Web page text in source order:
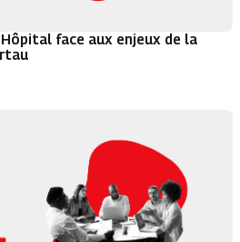
face aux enjeux de la